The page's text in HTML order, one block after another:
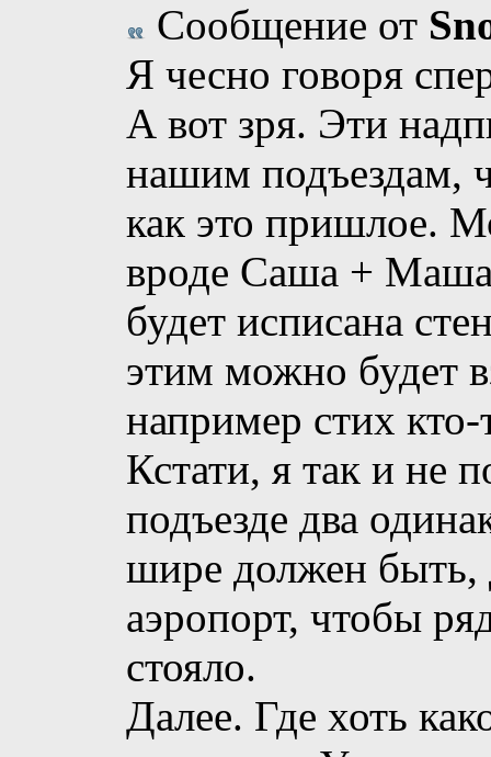
Сообщение от
Я чесно говоря
А вот зря. Эти
нашим подъездам,
как это пришлое.
вроде Саша +
будет исписана
этим можно будет
например стих кто-
Кстати, я так и не
подъезде два
шире должен быть,
аэропорт, чтобы
стояло.
Далее. Где хоть